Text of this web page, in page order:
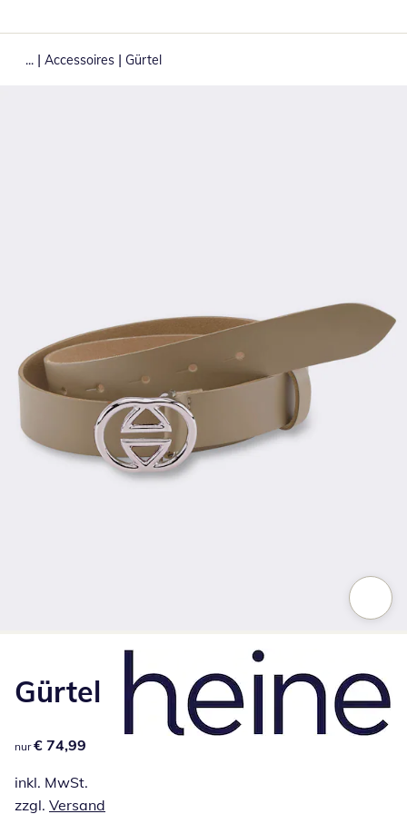
... | Accessoires | Gürtel
Gürtel
€ 74,99
nur € 74,99
inkl. MwSt.
zzgl. Versand